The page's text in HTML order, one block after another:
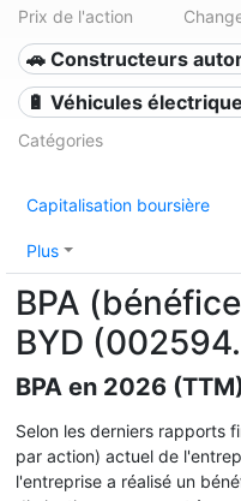
Prix de l'action
🚗 Constructeurs
🔋 Véhicules
Catégories
Capitalisation boursière
Plus
BPA
BYD
BPA en 2026
Selon les derniers rapports
par action) actuel de
l'entreprise a réalisé un